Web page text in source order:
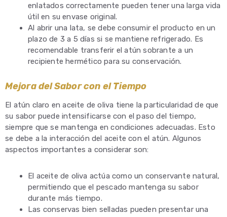
enlatados correctamente pueden tener una larga vida
útil en su envase original.
Al abrir una lata, se debe consumir el producto en un
plazo de 3 a 5 días si se mantiene refrigerado. Es
recomendable transferir el atún sobrante a un
recipiente hermético para su conservación.
Mejora del Sabor con el Tiempo
El atún claro en aceite de oliva tiene la particularidad de que
su sabor puede intensificarse con el paso del tiempo,
siempre que se mantenga en condiciones adecuadas. Esto
se debe a la interacción del aceite con el atún. Algunos
aspectos importantes a considerar son:
El aceite de oliva actúa como un conservante natural,
permitiendo que el pescado mantenga su sabor
durante más tiempo.
Las conservas bien selladas pueden presentar una